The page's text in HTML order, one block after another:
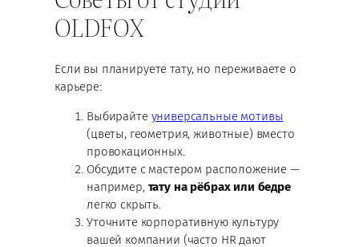
OLDFOX
Если вы планируете тату, но переживаете о
карьере:
Выбирайте универсальные мотивы
(цветы, геометрия, животные) вместо
провокационных.
Обсудите с мастером расположение —
например, тату на рёбрах или бедре
легко скрыть.
Уточните корпоративную культуру
вашей компании (часто HR дают